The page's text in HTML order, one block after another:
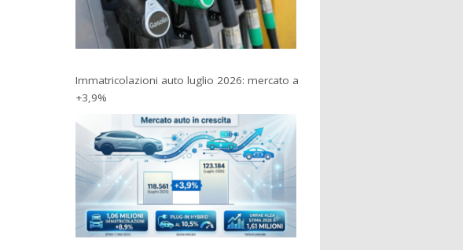
Immatricolazioni auto luglio 2026: mercato a
+3,9%